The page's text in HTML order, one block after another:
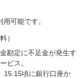
可能です。
）
勘定に不足金が発生す
ビス。
15:15頃に銀行口座か